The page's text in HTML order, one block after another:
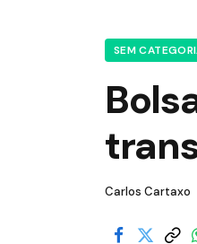
SEM
Carlos Cartaxo